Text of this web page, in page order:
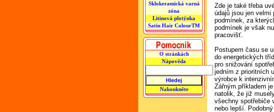
Sklokeramická varná
zóna
Litinová plotýnka
Satin Hair ColourTM
O stránkách
Nápověda
Nakoukněte
Zde je také třeba
údajů jsou jen velmi
podmínek, za
podmínek je však
pracovišť.
Postupem času se
do energetických
pro snižování
jedním z prioritních
výrobce k
Zářným příkladem
natolik, že již
všechny spotřebiče
nebo lepší.